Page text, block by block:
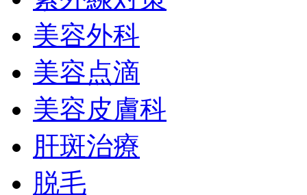
美容外科
美容点滴
美容皮膚科
肝斑治療
脱毛